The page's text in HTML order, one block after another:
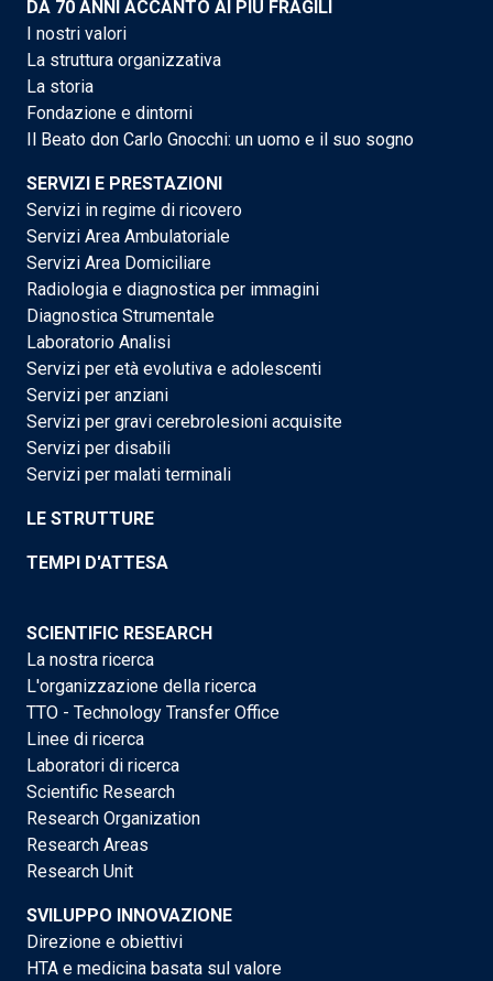
DA 70 ANNI ACCANTO AI PIÙ FRAGILI
I nostri valori
La struttura organizzativa
La storia
Fondazione e dintorni
Il Beato don Carlo Gnocchi: un uomo e il suo sogno
SERVIZI E PRESTAZIONI
Servizi in regime di ricovero
Servizi Area Ambulatoriale
Servizi Area Domiciliare
Radiologia e diagnostica per immagini
Diagnostica Strumentale
Laboratorio Analisi
Servizi per età evolutiva e adolescenti
Servizi per anziani
Servizi per gravi cerebrolesioni acquisite
Servizi per disabili
Servizi per malati terminali
LE STRUTTURE
TEMPI D'ATTESA
SCIENTIFIC RESEARCH
La nostra ricerca
L'organizzazione della ricerca
TTO - Technology Transfer Office
Linee di ricerca
Laboratori di ricerca
Scientific Research
Research Organization
Research Areas
Research Unit
SVILUPPO INNOVAZIONE
Direzione e obiettivi
HTA e medicina basata sul valore